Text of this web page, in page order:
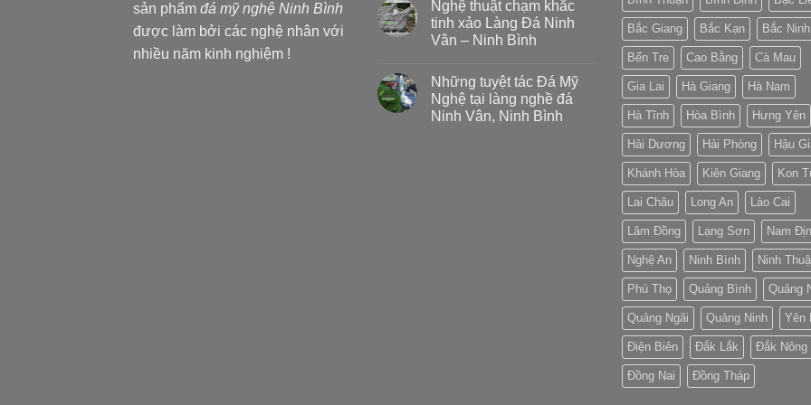
sản phẩm đá mỹ nghệ Ninh Bình
được làm bởi các nghệ nhân với
nhiều năm kinh nghiệm !
Nghệ thuật chạm khắc
tinh xảo Làng Đá Ninh
Vân – Ninh Bình
Những tuyệt tác Đá Mỹ
Nghệ tại làng nghề đá
Ninh Vân, Ninh Bình
Bắc Giang Bắc Kạn Bắc Ninh
Bến Tre Cao Bằng Cà Mau
Gia Lai Hà Giang Hà Nam
Hà Tĩnh Hòa Bình Hưng Yên
Hải Dương Hải Phòng Hậu
Khánh Hòa Kiên Giang Kon
Lai Châu Long An Lào Cai
Lâm Đồng Lạng Sơn Nam
Nghệ An Ninh Bình Ninh
Phú Thọ Quảng Bình Quảng
Quảng Ngãi Quảng Ninh Yên
Điện Biên Đắk Lắk Đắk Nông
Đồng Nai Đồng Tháp